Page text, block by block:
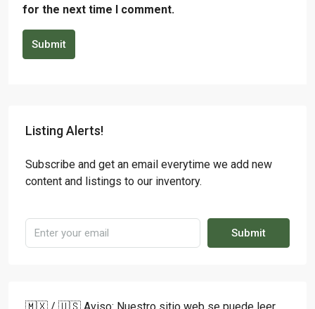
for the next time I comment.
Submit
Listing Alerts!
Subscribe and get an email everytime we add new
content and listings to our inventory.
Submit